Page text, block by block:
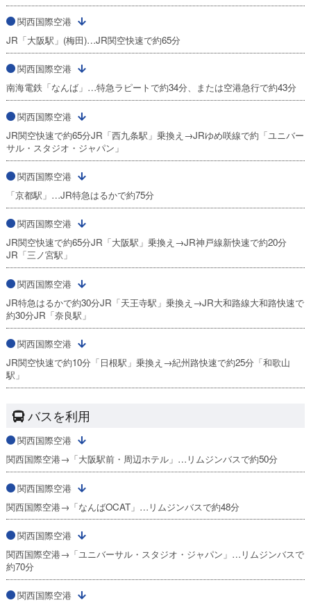
関西国際空港
JR「大阪駅」(梅田)…JR関空快速で約65分
関西国際空港
南海電鉄「なんば」…特急ラピートで約34分、または空港急行で約43分
関西国際空港
JR関空快速で約65分JR「西九条駅」乗換え→JRゆめ咲線で約「ユニバー
サル・スタジオ・ジャパン」
関西国際空港
「京都駅」…JR特急はるかで約75分
関西国際空港
JR関空快速で約65分JR「大阪駅」乗換え→JR神戸線新快速で約20分
JR「三ノ宮駅」
関西国際空港
JR特急はるかで約30分JR「天王寺駅」乗換え→JR大和路線大和路快速で
約30分JR「奈良駅」
関西国際空港
JR関空快速で約10分「日根駅」乗換え→紀州路快速で約25分「和歌山
駅」
バスを利用
関西国際空港
関西国際空港→「大阪駅前・周辺ホテル」…リムジンバスで約50分
関西国際空港
関西国際空港→「なんばOCAT」…リムジンバスで約48分
関西国際空港
関西国際空港→「ユニバーサル・スタジオ・ジャパン」…リムジンバスで
約70分
関西国際空港